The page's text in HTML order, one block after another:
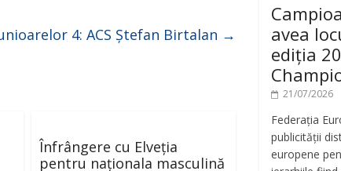
4: ACS Ștefan Birtalan →
Înfrângere cu Elveția
pentru naționala masculină
avea
ediția
21/07/2026
Federația
publicității
europene